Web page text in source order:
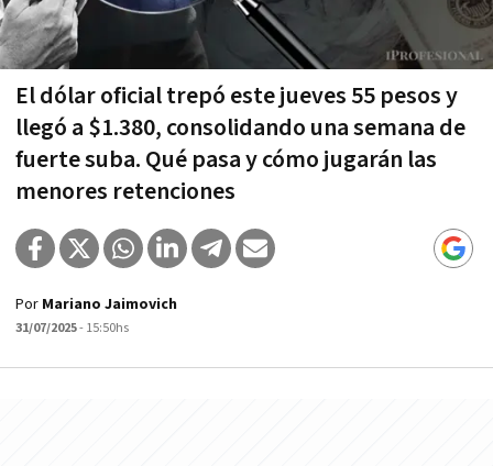
El dólar oficial trepó este jueves 55 pesos y
llegó a $1.380, consolidando una semana de
fuerte suba. Qué pasa y cómo jugarán las
menores retenciones
Por Mariano Jaimovich
31/07/2025- 15:50hs